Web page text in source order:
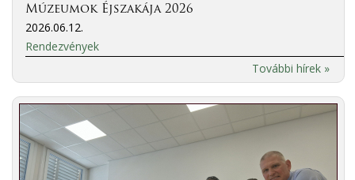
Múzeumok Éjszakája 2026
2026.06.12.
Rendezvények
További hírek »